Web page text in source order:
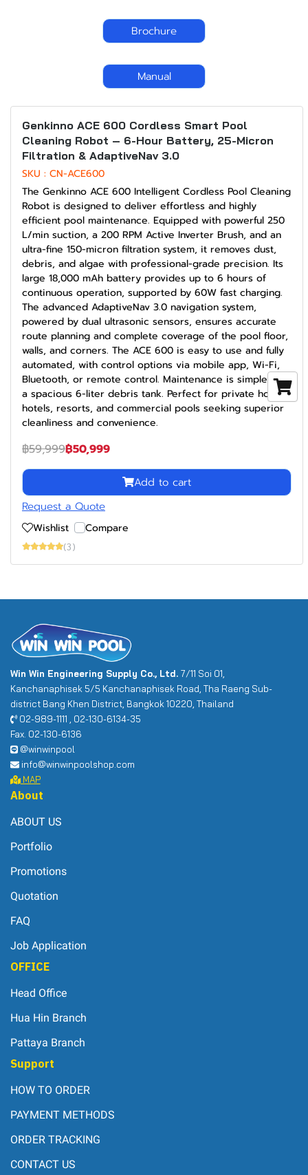
Brochure
Manual
Genkinno ACE 600 Cordless Smart Pool
Cleaning Robot – 6-Hour Battery, 25-Micron
Filtration & AdaptiveNav 3.0
SKU : CN-ACE600
The Genkinno ACE 600 Intelligent Cordless Pool Cleaning
Robot is designed to deliver effortless and highly
efficient pool maintenance. Equipped with powerful 250
L/min suction, a 200 RPM Active Inverter Brush, and an
ultra-fine 150-micron filtration system, it removes dust,
debris, and algae with professional-grade precision. Its
large 18,000 mAh battery provides up to 6 hours of
continuous operation, supported by 60W fast charging.
The advanced AdaptiveNav 3.0 navigation system,
powered by dual ultrasonic sensors, ensures accurate
route planning and complete coverage of the pool floor,
walls, and corners. The ACE 600 is easy to use and fully
automated, with control options via mobile app, Wi-Fi,
Bluetooth, or remote control. Maintenance is simple with
a spacious 6-liter debris tank. Perfect for private homes,
hotels, resorts, and commercial pools seeking superior
cleanliness and convenience.
฿59,999฿50,999
Add to cart
Request a Quote
Wishlist Compare
(3)
Win Win Engineering Supply Co., Ltd. 7/11 Soi 01,
Kanchanaphisek 5/5 Kanchanaphisek Road, Tha Raeng Sub-
district Bang Khen District, Bangkok 10220, Thailand
02-989-1111 , 02-130-6134-35
Fax. 02-130-6136
@winwinpool
info@winwinpoolshop.com
MAP
About
ABOUT US
Portfolio
Promotions
Quotation
FAQ
Job Application
OFFICE
Head Office
Hua Hin Branch
Pattaya Branch
Support
HOW TO ORDER
PAYMENT METHODS
ORDER TRACKING
CONTACT US